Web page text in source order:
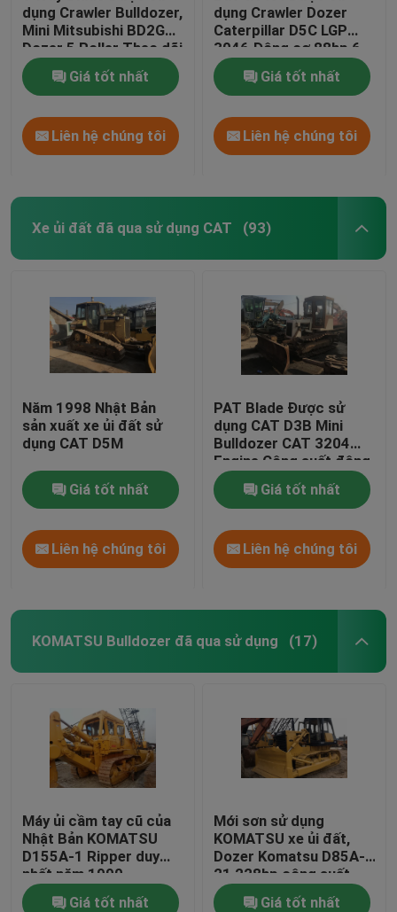
dụng Crawler Bulldozer,
Mini Mitsubishi BD2G
Dozer 5 Roller Theo dõi
khung
Giá tốt nhất
Liên hệ chúng tôi
dụng Crawler Dozer
Caterpillar D5C LGP
3046 Động cơ 88hp 6
Xi lanh
Giá tốt nhất
Liên hệ chúng tôi
Xe ủi đất đã qua sử dụng CAT (93)
Năm 1998 Nhật Bản
sản xuất xe ủi đất sử
dụng CAT D5M
Giá tốt nhất
Liên hệ chúng tôi
PAT Blade Được sử
dụng CAT D3B Mini
Bulldozer CAT 3204
Engine Công suất động
cơ 65HP
Giá tốt nhất
Liên hệ chúng tôi
KOMATSU Bulldozer đã qua sử dụng (17)
Máy ủi cầm tay cũ của
Nhật Bản KOMATSU
D155A-1 Ripper duy
nhất năm 1990
Giá tốt nhất
Mới sơn sử dụng
KOMATSU xe ủi đất,
Dozer Komatsu D85A-
21 228hp công suất
động cơ
Giá tốt nhất